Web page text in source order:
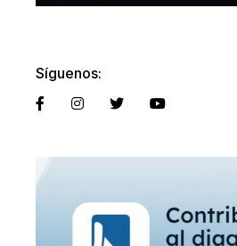
Síguenos: